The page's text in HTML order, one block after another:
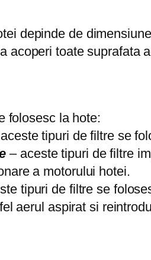
depinde de
acoperi toate suprafata
folosesc la hote:
tipuri de filtre se
– aceste tipuri de filtre
a motorului hotei.
tipuri de filtre se
aerul aspirat si